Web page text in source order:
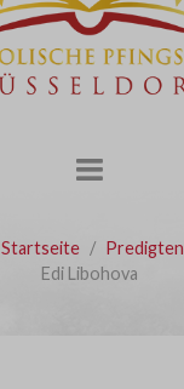
Startseite Predigten
Edi Libohova